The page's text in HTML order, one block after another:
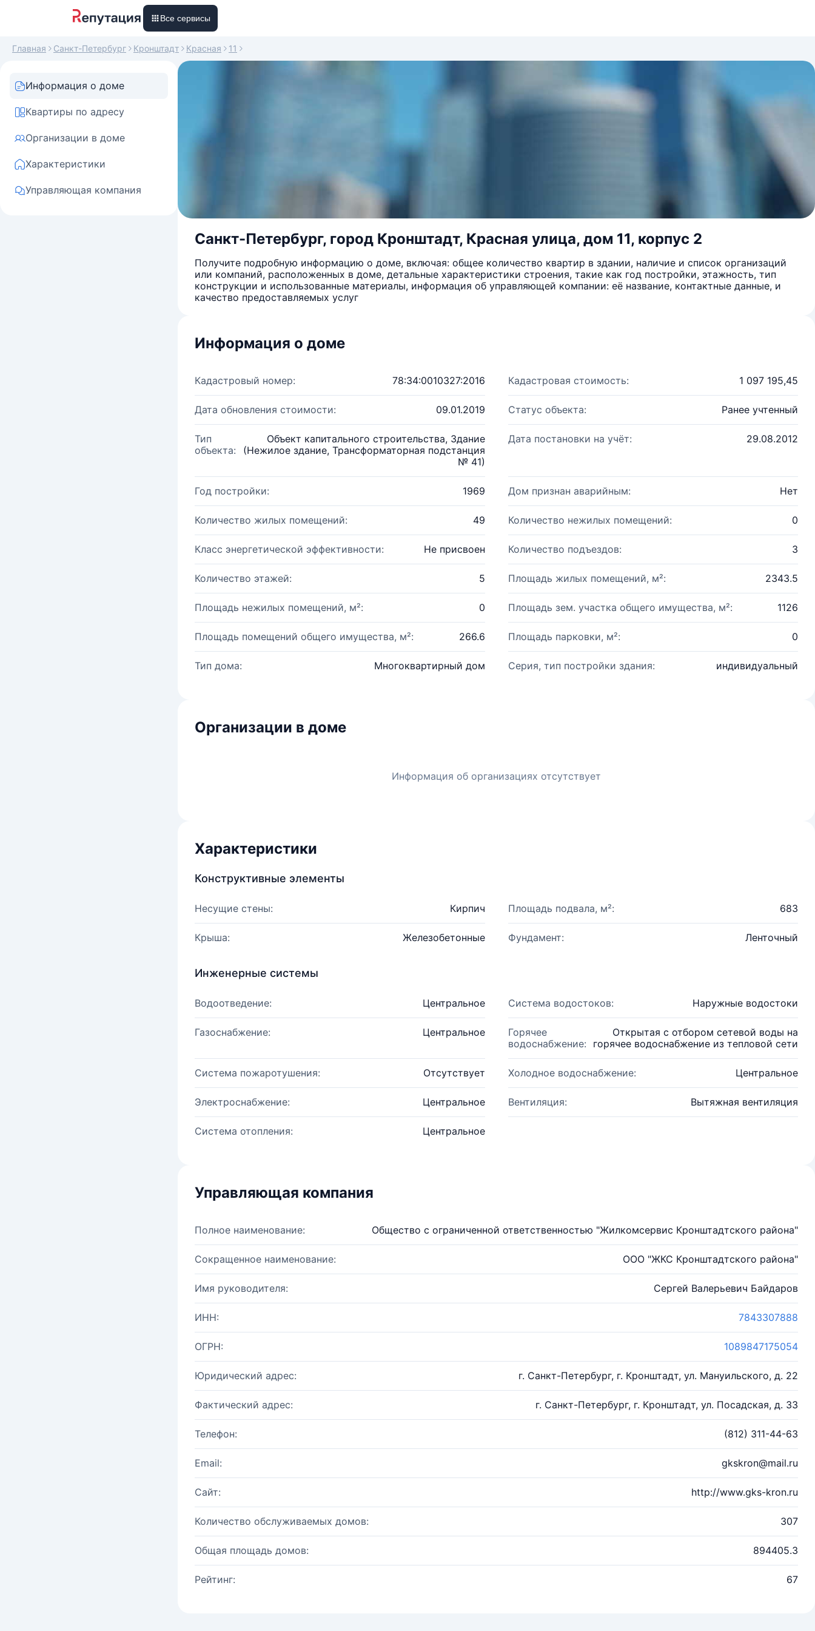
Все сервисы
Главная Санкт-Петербург Кронштадт Красная 11
Информация о доме
Квартиры по адресу
Организации в доме
Характеристики
Управляющая компания
Санкт-Петербург, город Кронштадт, Красная улица, дом 11, корпус 2
Получите подробную информацию о доме, включая: общее количество квартир в здании, наличие и список организаций
или компаний, расположенных в доме, детальные характеристики строения, такие как год постройки, этажность, тип
конструкции и использованные материалы, информация об управляющей компании: её название, контактные данные, и
качество предоставляемых услуг
Информация о доме
Кадастровый номер: 78:34:0010327:2016 Кадастровая стоимость: 1 097 195,45
Дата обновления стоимости: 09.01.2019 Статус объекта: Ранее учтенный
Тип
объекта:
Объект капитального строительства, Здание
(Нежилое здание, Трансформаторная подстанция
№ 41)
Дата постановки на учёт: 29.08.2012
Год постройки: 1969 Дом признан аварийным: Нет
Количество жилых помещений: 49 Количество нежилых помещений: 0
Класс энергетической эффективности: Не присвоен Количество подъездов: 3
Количество этажей: 5 Площадь жилых помещений, м²: 2343.5
Площадь нежилых помещений, м²: 0 Площадь зем. участка общего имущества, м²: 1126
Площадь помещений общего имущества, м²: 266.6 Площадь парковки, м²: 0
Тип дома: Многоквартирный дом Серия, тип постройки здания: индивидуальный
Организации в доме
Информация об организациях отсутствует
Характеристики
Конструктивные элементы
Несущие стены: Кирпич Площадь подвала, м²: 683
Крыша: Железобетонные Фундамент: Ленточный
Инженерные системы
Водоотведение: Центральное Система водостоков: Наружные водостоки
Газоснабжение: Центральное
Горячее
водоснабжение:
Открытая с отбором сетевой воды на
горячее водоснабжение из тепловой сети
Система пожаротушения: Отсутствует Холодное водоснабжение: Центральное
Электроснабжение: Центральное Вентиляция: Вытяжная вентиляция
Система отопления: Центральное
Управляющая компания
Полное наименование: Общество с ограниченной ответственностью "Жилкомсервис Кронштадтского района"
Сокращенное наименование: ООО "ЖКС Кронштадтского района"
Имя руководителя: Сергей Валерьевич Байдаров
ИНН: 7843307888
ОГРН: 1089847175054
Юридический адрес: г. Санкт-Петербург, г. Кронштадт, ул. Мануильского, д. 22
Фактический адрес: г. Санкт-Петербург, г. Кронштадт, ул. Посадская, д. 33
Телефон: (812) 311-44-63
Email: gkskron@mail.ru
Сайт: http://www.gks-kron.ru
Количество обслуживаемых домов: 307
Общая площадь домов: 894405.3
Рейтинг: 67